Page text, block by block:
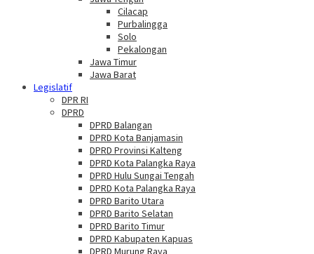
Cilacap
Purbalingga
Solo
Pekalongan
Jawa Timur
Jawa Barat
Legislatif
DPR RI
DPRD
DPRD Balangan
DPRD Kota Banjamasin
DPRD Provinsi Kalteng
DPRD Kota Palangka Raya
DPRD Hulu Sungai Tengah
DPRD Kota Palangka Raya
DPRD Barito Utara
DPRD Barito Selatan
DPRD Barito Timur
DPRD Kabupaten Kapuas
DPRD Murung Raya